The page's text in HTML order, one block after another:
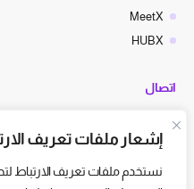
إشعار ملفات تعريف
نستخدم ملفات تعريف الارتباط
MeetX
HUBX
اتصال
hello@cyberx.world